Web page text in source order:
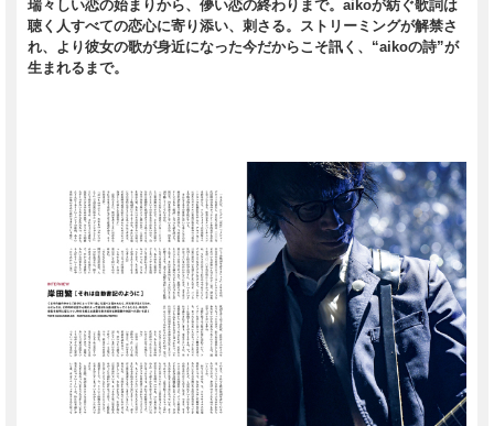
瑞々しい恋の始まりから、儚い恋の終わりまで。aikoが紡ぐ歌詞は
聴く人すべての恋心に寄り添い、刺さる。ストリーミングが解禁さ
れ、より彼女の歌が身近になった今だからこそ訊く、“aikoの詩”が
生まれるまで。